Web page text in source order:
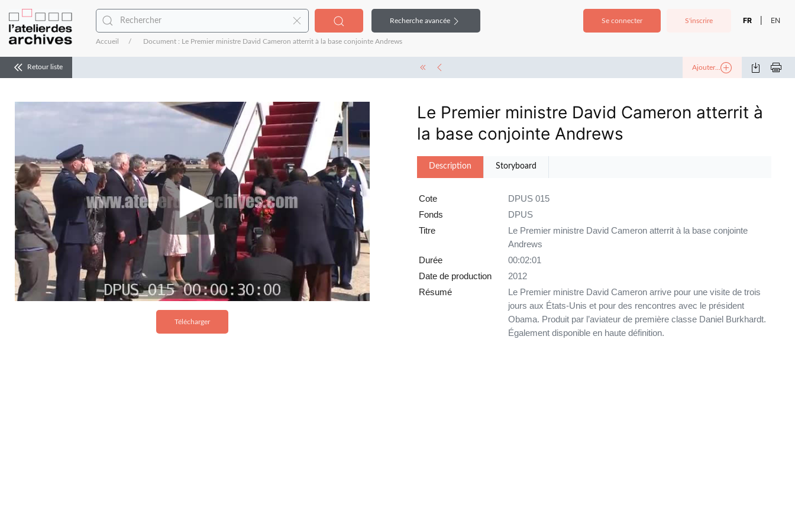
Se connecter S'inscrire FR EN
Recherche avancée
Accueil Document : Le Premier ministre David Cameron atterrit à la base conjointe Andrews
Retour liste Ajouter...
Télécharger
Le Premier ministre David Cameron atterrit à
la base conjointe Andrews
Description Storyboard
Cote
DPUS 015
Fonds
DPUS
Titre
Le Premier ministre David Cameron atterrit à la base conjointe
Andrews
Durée
00:02:01
Date de production
2012
Résumé
Le Premier ministre David Cameron arrive pour une visite de trois
jours aux États-Unis et pour des rencontres avec le président
Obama. Produit par l’aviateur de première classe Daniel Burkhardt.
Également disponible en haute définition.